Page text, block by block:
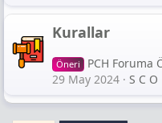
Kurallar
Öneri
PCH Foruma
29 May 2024
S C O